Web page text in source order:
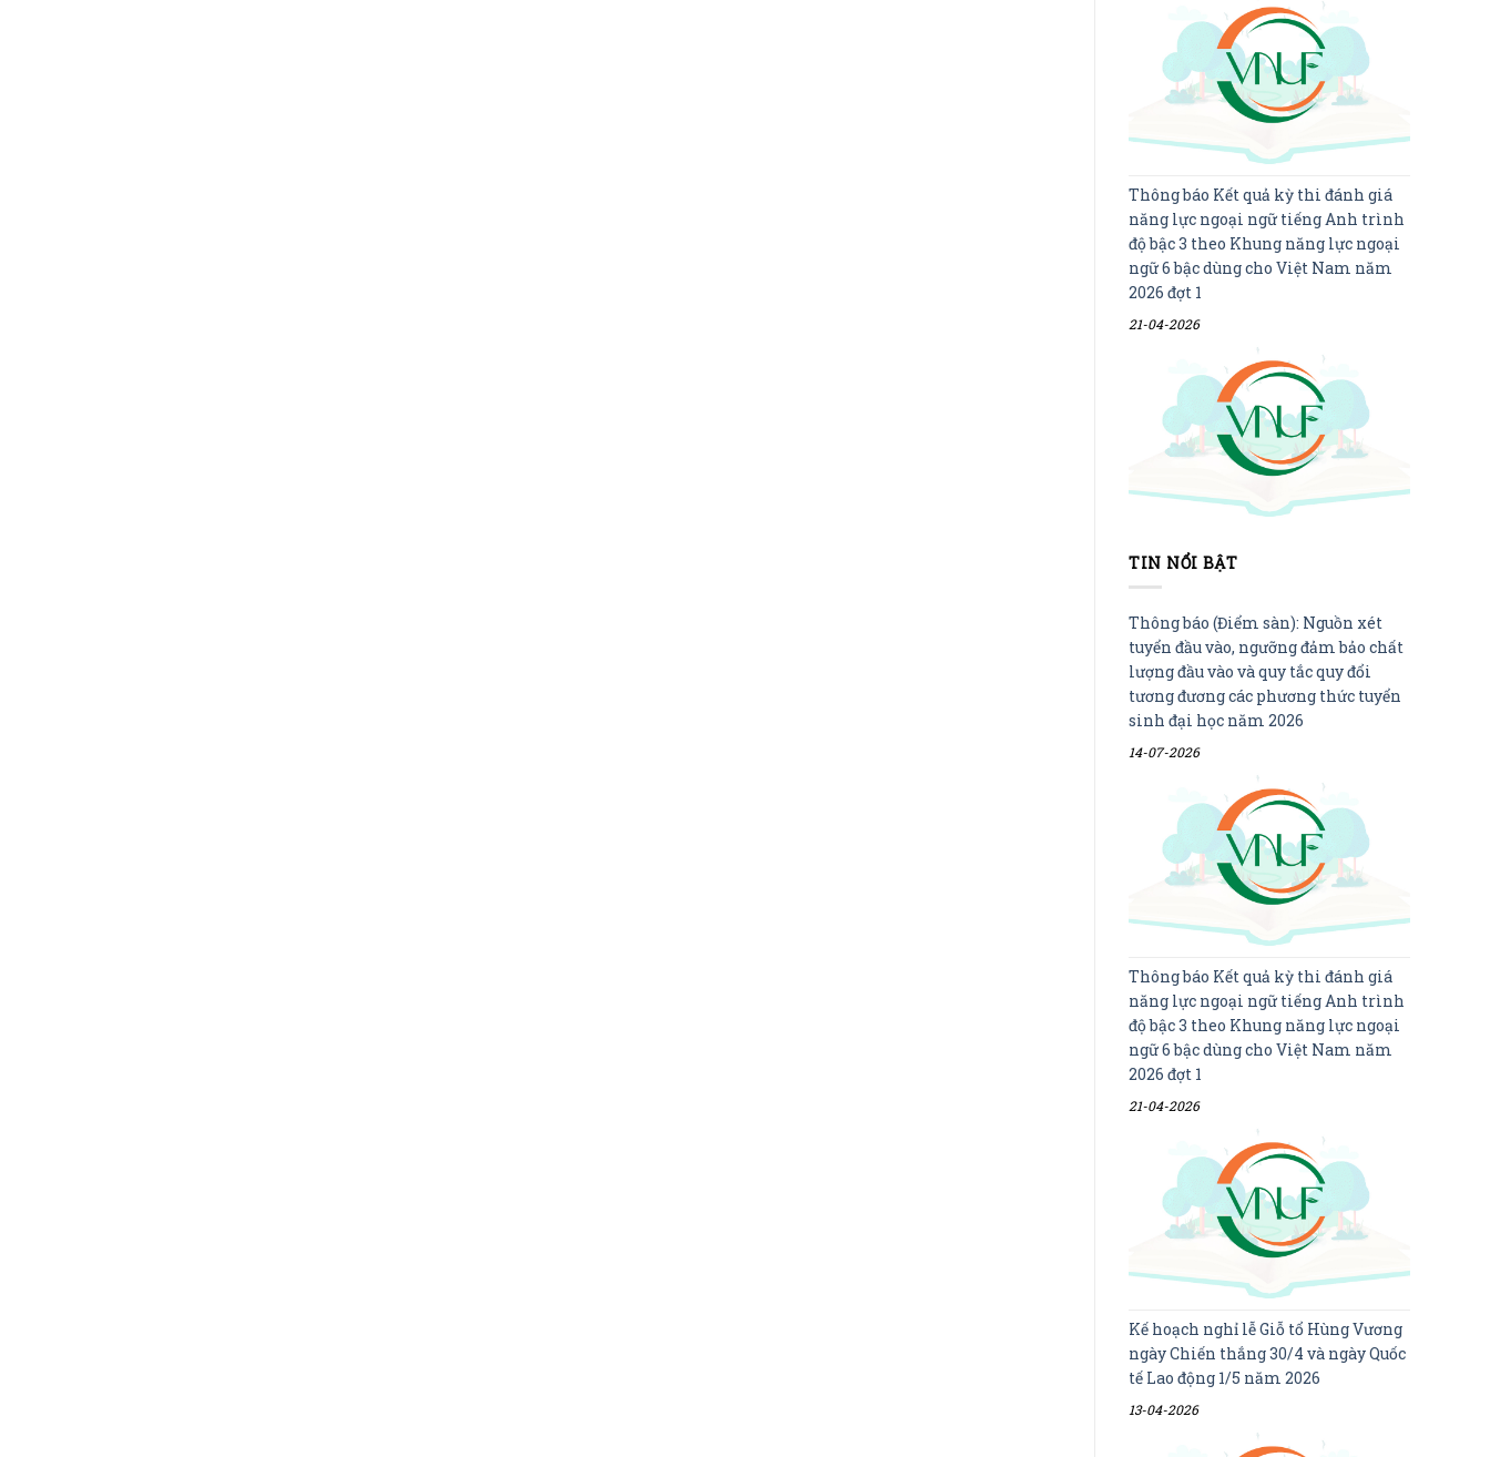
Thông báo Kết quả kỳ thi đánh giá
năng lực ngoại ngữ tiếng Anh trình
độ bậc 3 theo Khung năng lực ngoại
ngữ 6 bậc dùng cho Việt Nam năm
2026 đợt 1
21-04-2026
TIN NỔI BẬT
Thông báo (Điểm sàn): Nguồn xét
tuyển đầu vào, ngưỡng đảm bảo chất
lượng đầu vào và quy tắc quy đổi
tương đương các phương thức tuyển
sinh đại học năm 2026
14-07-2026
Thông báo Kết quả kỳ thi đánh giá
năng lực ngoại ngữ tiếng Anh trình
độ bậc 3 theo Khung năng lực ngoại
ngữ 6 bậc dùng cho Việt Nam năm
2026 đợt 1
21-04-2026
Kế hoạch nghỉ lễ Giỗ tổ Hùng Vương
ngày Chiến thắng 30/4 và ngày Quốc
tế Lao động 1/5 năm 2026
13-04-2026